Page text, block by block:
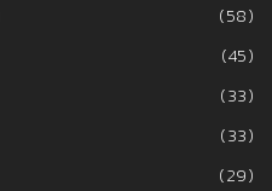
(58)
(45)
(33)
(33)
(29)